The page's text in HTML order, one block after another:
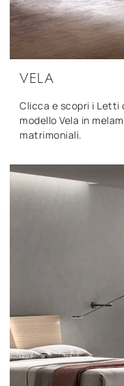
VELA
Clicca e scopri i Letti
modello Vela in
matrimoniali.